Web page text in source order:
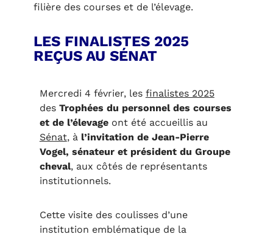
filière des courses et de l’élevage.
LES FINALISTES 2025
REÇUS AU SÉNAT
Mercredi 4 février, les finalistes 2025
des Trophées du personnel des courses
et de l’élevageont été accueillis au
Sénat, à l’invitation de Jean-Pierre
Vogel, sénateur et président du Groupe
cheval, aux côtés de représentants
institutionnels.
Cette visite des coulisses d’une
institution emblématique de la